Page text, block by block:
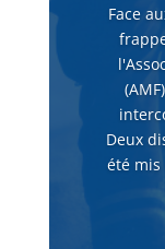
Face
Deux
été mis